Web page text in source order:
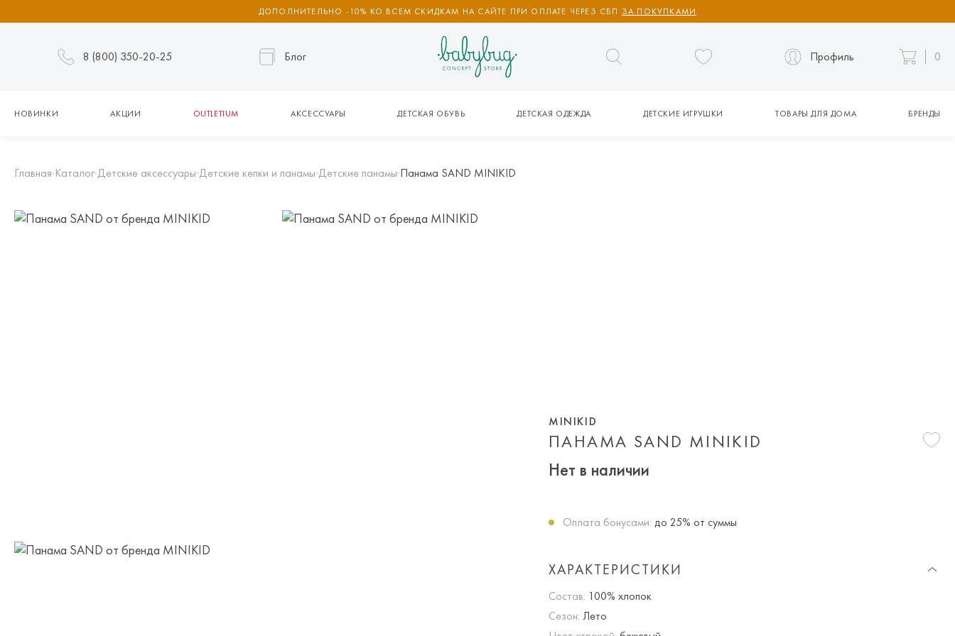
ДОПОЛНИТЕЛЬНО -10% КО ВСЕМ СКИДКАМ НА САЙТЕ ПРИ ОПЛАТЕ ЧЕРЕЗ СБП ЗА ПОКУПКАМИ
8 (800) 350-20-25 Блог Профиль 0
НОВИНКИ АКЦИИ OUTLETIUM АКСЕССУАРЫ ДЕТСКАЯ ОБУВЬ ДЕТСКАЯ ОДЕЖДА ДЕТСКИЕ ИГРУШКИ ТОВАРЫ ДЛЯ ДОМА БРЕНДЫ
Главная Каталог Детские аксессуары Детские кепки и панамы Детские панамы Панама SAND MINIKID
ПАНАМА SAND MINIKID
MINIKID
Нет в наличии
Оплата бонусами: до 25% от суммы
ХАРАКТЕРИСТИКИ
Состав: 100% хлопок
Сезон: Лето